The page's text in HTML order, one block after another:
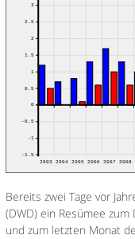
Bereits zwei Tage vor
(DWD) ein Resümee
und zum letzten Monat